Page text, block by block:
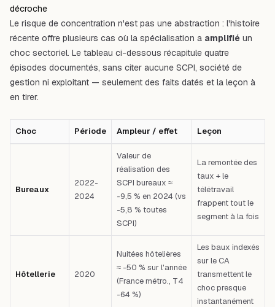
décroche
Le risque de concentration n'est pas une abstraction : l'histoire
récente offre plusieurs cas où la spécialisation a amplifié un
choc sectoriel. Le tableau ci-dessous récapitule quatre
épisodes documentés, sans citer aucune SCPI, société de
gestion ni exploitant — seulement des faits datés et la leçon à
en tirer.
Choc Période Ampleur / effet Leçon
Bureaux
2022-
2024
Valeur de
réalisation des
SCPI bureaux ≈
-9,5 % en 2024 (vs
-5,8 % toutes
SCPI)
La remontée des
taux + le
télétravail
frappent tout le
segment à la fois
Hôtellerie 2020
Nuitées hôtelières
≈ -50 % sur l'année
(France métro., T4
-64 %)
Les baux indexés
sur le CA
transmettent le
choc presque
instantanément